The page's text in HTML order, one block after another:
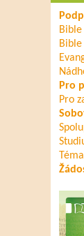
Bible
Pro
Pro